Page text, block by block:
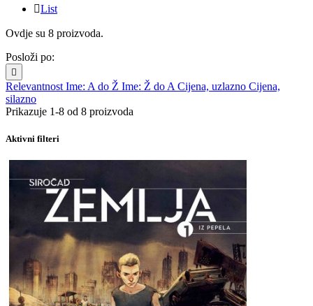
List
Ovdje su 8 proizvoda.
Posloži po:

Relevantnost Ime: A do Ž Ime: Ž do A Cijena, uzlazno Cijena,
silazno
Prikazuje 1-8 od 8 proizvoda
Aktivni filteri